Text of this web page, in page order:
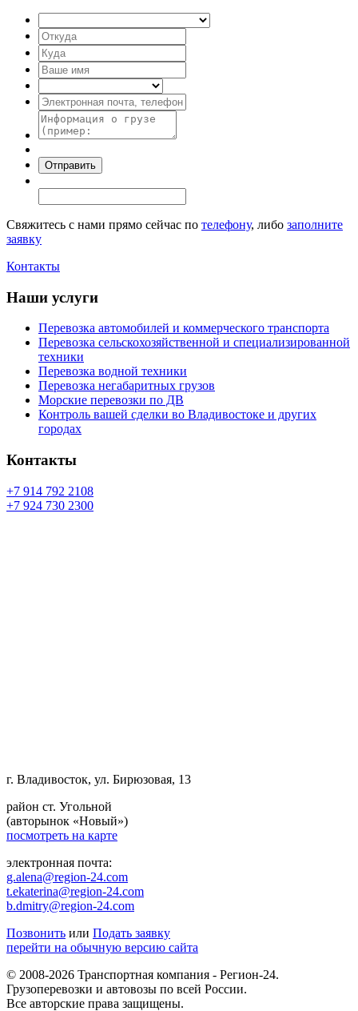
Свяжитесь с нами прямо сейчас по телефону, либо заполните
заявку
Контакты
Наши услуги
Перевозка автомобилей и коммерческого транспорта
Перевозка сельскохозяйственной и специализированной
техники
Перевозка водной техники
Перевозка негабаритных грузов
Морские перевозки по ДВ
Контроль вашей сделки во Владивостоке и других
городах
Контакты
+7 914 792 2108
+7 924 730 2300
г. Владивосток, ул. Бирюзовая, 13
район ст. Угольной
(авторынок «Новый»)
посмотреть на карте
электронная почта:
g.alena@region-24.com
t.ekaterina@region-24.com
b.dmitry@region-24.com
Позвонить или Подать заявку
перейти на обычную версию сайта
© 2008-2026 Транспортная компания - Регион-24.
Грузоперевозки и автовозы по всей России.
Все авторские права защищены.